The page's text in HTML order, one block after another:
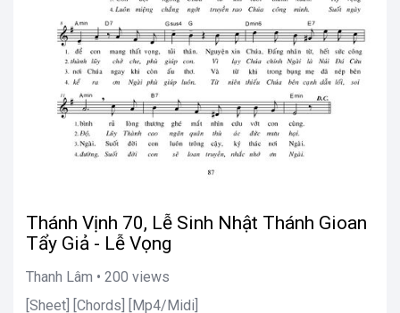
Thánh Vịnh 70, Lễ Sinh Nhật Thánh Gioan
Tẩy Giả - Lễ Vọng
Thanh Lâm • 200 views
[Sheet] [Chords] [Mp4/Midi]